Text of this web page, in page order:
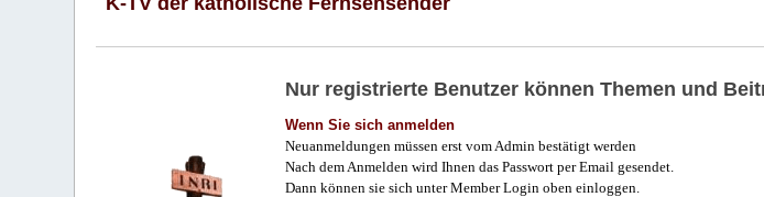
Nur registrierte Benutzer können Themen und
Wenn Sie sich anmelden
Neuanmeldungen müssen erst vom Admin bestätigt werden
Nach dem Anmelden wird Ihnen das Passwort per Email gesendet.
Dann können sie sich unter Member Login oben einloggen.